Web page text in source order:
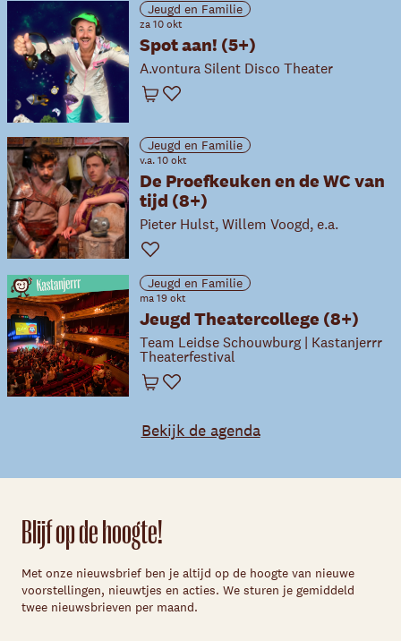
Jeugd en Familie
za 10 okt
Spot aan! (5+)
A.vontura Silent Disco Theater
Winkelwagen
Favoriet
Jeugd en Familie
v.a. 10 okt
De Proefkeuken en de WC van
tijd (8+)
Pieter Hulst, Willem Voogd, e.a.
Favoriet
Jeugd en Familie
ma 19 okt
Jeugd Theatercollege (8+)
Team Leidse Schouwburg | Kastanjerrr
Theaterfestival
Winkelwagen
Favoriet
Bekijk de agenda
Blijf op de hoogte!
Met onze nieuwsbrief ben je altijd op de hoogte van nieuwe
voorstellingen, nieuwtjes en acties. We sturen je gemiddeld
twee nieuwsbrieven per maand.